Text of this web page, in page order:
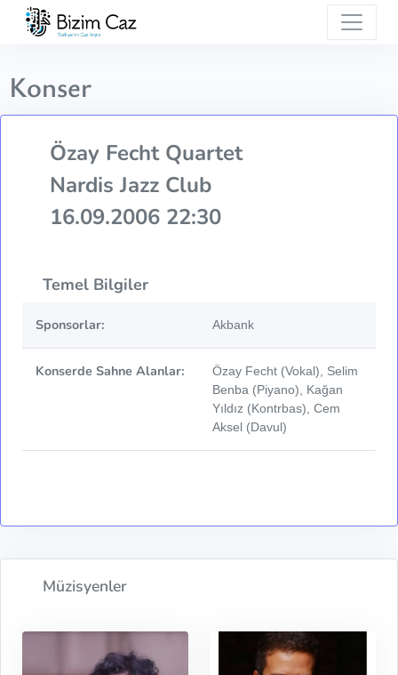
Konser
Özay Fecht Quartet
Nardis Jazz Club
16.09.2006 22:30
Temel Bilgiler
Sponsorlar: Akbank
Konserde Sahne Alanlar:
Özay Fecht (Vokal), Selim
Benba (Piyano), Kağan
Yıldız (Kontrbas), Cem
Aksel (Davul)
Müzisyenler